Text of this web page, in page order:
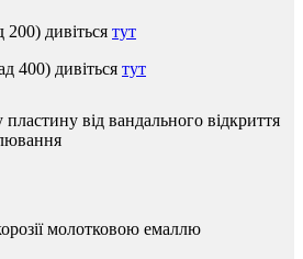
200) дивіться тут
400) дивіться тут
пластину від вандального відкриття
молотковою емаллю